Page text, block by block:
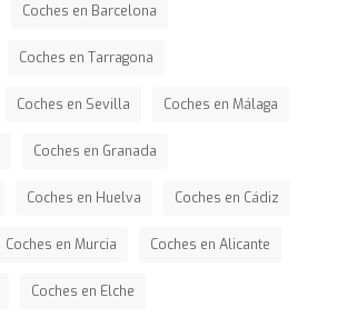
Coches en Barcelona
Coches en Tarragona
Coches en Sevilla Coches en Málaga
Coches en Granada
Coches en Huelva Coches en Cádiz
Coches en Murcia Coches en Alicante
Coches en Elche